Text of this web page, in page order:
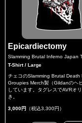
Epicardiectomy
Slamming Brutal Inferno Japan
T-Shirt / Large
チェコのSlamming Brutal Death
Groupies Merch製（Gildanのヘ
しています。タグレスでAVRオ
き。
3,000円 （税込3,300円）